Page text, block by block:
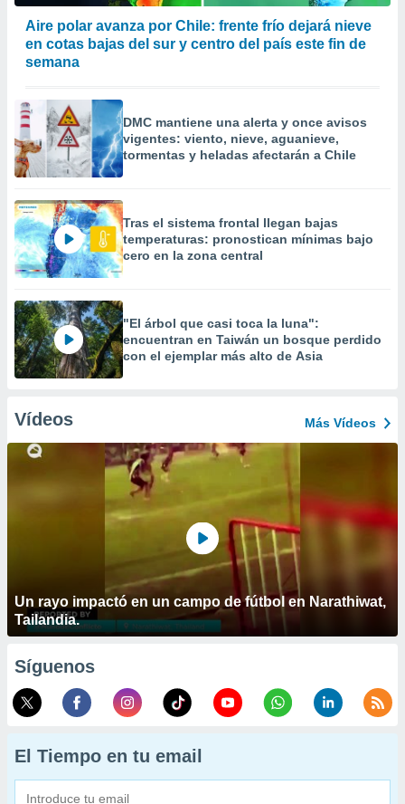
Aire polar avanza por Chile: frente frío dejará nieve
en cotas bajas del sur y centro del país este fin de
semana
DMC mantiene una alerta y once avisos
vigentes: viento, nieve, aguanieve,
tormentas y heladas afectarán a Chile
Tras el sistema frontal llegan bajas
temperaturas: pronostican mínimas bajo
cero en la zona central
"El árbol que casi toca la luna":
encuentran en Taiwán un bosque perdido
con el ejemplar más alto de Asia
Vídeos Más Vídeos
Un rayo impactó en un campo de fútbol en Narathiwat,
Tailandia.
Síguenos
El Tiempo en tu email